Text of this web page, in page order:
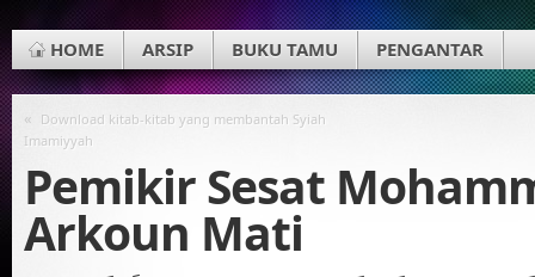
HOME ARSIP BUKU TAMU PENGANTAR
« Download kitab-kitab yang membantah Syiah
Imamiyyah
Pemikir Sesat
Arkoun Mati